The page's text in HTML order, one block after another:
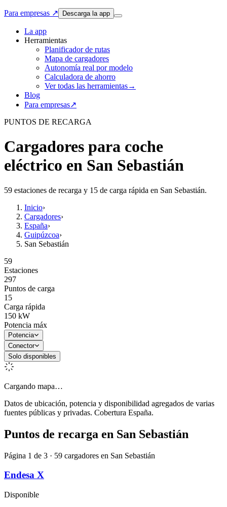
Para empresas ↗ Descarga la app
La app
Herramientas
Planificador de rutas
Mapa de cargadores
Autonomía real por modelo
Calculadora de ahorro
Ver todas las herramientas→
Blog
Para empresas↗
PUNTOS DE RECARGA
Cargadores para coche
eléctrico en San Sebastián
59 estaciones de recarga y 15 de carga rápida en San Sebastián.
Inicio›
Cargadores›
España›
Guipúzcoa›
San Sebastián
59
Estaciones
297
Puntos de carga
15
Carga rápida
150 kW
Potencia máx
Potencia
Conector
Solo disponibles
Cargando mapa…
Datos de ubicación, potencia y disponibilidad agregados de varias
fuentes públicas y privadas. Cobertura España.
Puntos de recarga en San Sebastián
Página 1 de 3 · 59 cargadores en San Sebastián
Endesa X
Disponible